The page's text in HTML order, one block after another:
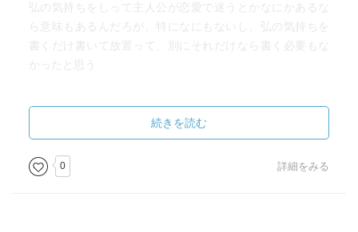
弘の気持ちをしって主人公が恋愛で迷うとかなにかあるな
ら意味もあるんだろが、特になにもないし、弘の気持ちを
書くだけ書いて放置って、別にそれだけなら書く必要もな
かったと思う
一つ恋愛に関して面白い考え方があったので最後にそれを
書いて終わる
続きを読む
0 詳細をみる